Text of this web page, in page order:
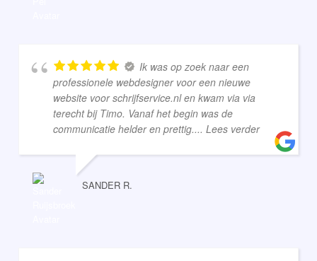
Ik was op zoek naar een
professionele webdesigner voor een nieuwe
website voor schrijfservice.nl en kwam via via
terecht bij Timo. Vanaf het begin was de
communicatie helder en prettig.... Lees verder
SANDER R.